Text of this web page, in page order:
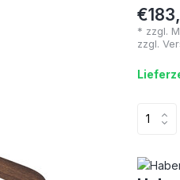
* zzgl.
zzgl.